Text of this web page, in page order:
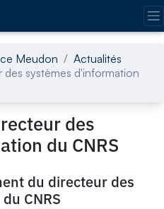
Meudon
Actualités
systèmes d'information
des
du CNRS
du directeur des
CNRS